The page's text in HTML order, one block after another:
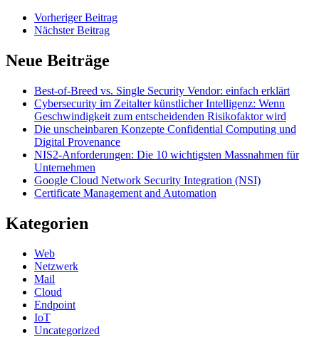
Vorheriger Beitrag
Nächster Beitrag
Neue Beiträge
Best-of-Breed vs. Single Security Vendor: einfach erklärt
Cybersecurity im Zeitalter künstlicher Intelligenz: Wenn
Geschwindigkeit zum entscheidenden Risikofaktor wird
Die unscheinbaren Konzepte Confidential Computing und
Digital Provenance
NIS2-Anforderungen: Die 10 wichtigsten Massnahmen für
Unternehmen
Google Cloud Network Security Integration (NSI)
Certificate Management and Automation
Kategorien
Web
Netzwerk
Mail
Cloud
Endpoint
IoT
Uncategorized